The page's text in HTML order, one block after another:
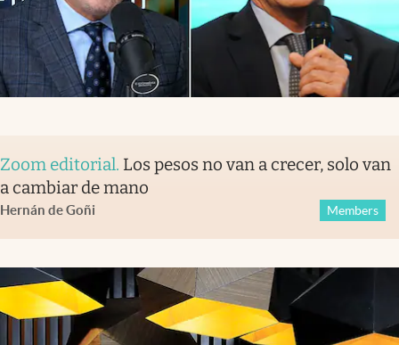
Zoom editorial. Los pesos no van a crecer, solo van
a cambiar de mano
Hernán de Goñi Members